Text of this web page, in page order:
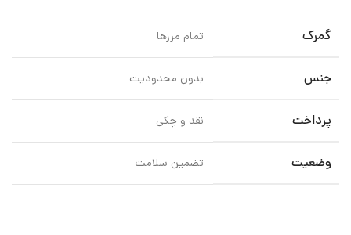
گمرک تمام مرزها
جنس بدون محدودیت
پرداخت نقد و چکی
وضعیت تضمین سلامت